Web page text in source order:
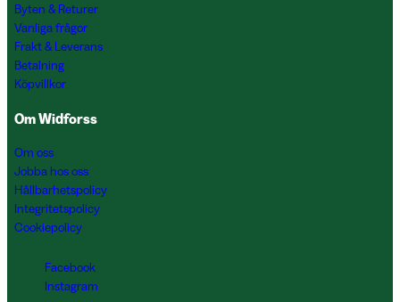
Byten & Returer
Vanliga frågor
Frakt & Leverans
Betalning
Köpvillkor
Om Widforss
Om oss
Jobba hos oss
Hållbarhetspolicy
Integritetspolicy
Cookiepolicy
Facebook
Instagram